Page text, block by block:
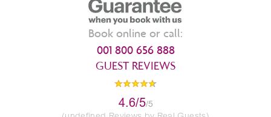
Book online or call:
001 800 656 888
GUEST REVIEWS
4.6/5/5